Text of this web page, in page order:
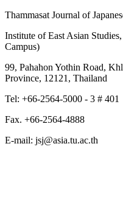
Thammasat Journal of
Institute of East Asian
Campus)
99, Pahahon Yothin Road,
Province, 12121, Thailand
Tel: +66-2564-5000 - 3 # 401
Fax. +66-2564-4888
E-mail: jsj@asia.tu.ac.th